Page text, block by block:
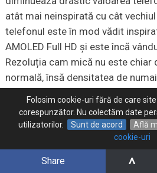
Share ^
atât mai neinspirată cu cât
telefonul este în mod vădit
AMOLED Full HD și este încă
Rezoluția cam mică nu este chiar
normală, însă densitatea de
dimensiuni să fie afectate.
Acest ecran nu ar fi deloc rău în
preț de circa 1000 de lei, iar dacă
ajunge repede în această zonă de
Folosim cookie-uri fără de care
corespunzător. Nu colectăm date
utilizatorilor.
Sunt de acord Află
cookie-uri